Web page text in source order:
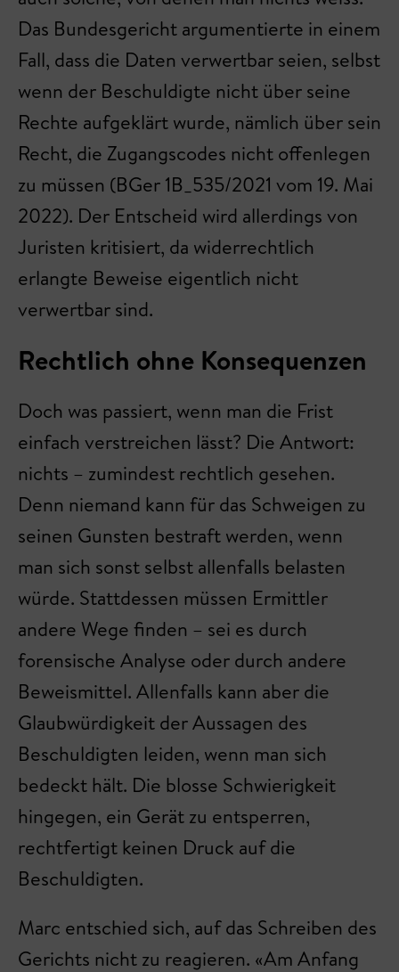
Das Bundesgericht argumentierte in einem
Fall, dass die Daten verwertbar seien, selbst
wenn der Beschuldigte nicht über seine
Rechte aufgeklärt wurde, nämlich über sein
Recht, die Zugangscodes nicht offenlegen
zu müssen (BGer 1B_535/2021 vom 19. Mai
2022). Der Entscheid wird allerdings von
Juristen kritisiert, da widerrechtlich
erlangte Beweise eigentlich nicht
verwertbar sind.
Rechtlich ohne Konsequenzen
Doch was passiert, wenn man die Frist
einfach verstreichen lässt? Die Antwort:
nichts – zumindest rechtlich gesehen.
Denn niemand kann für das Schweigen zu
seinen Gunsten bestraft werden, wenn
man sich sonst selbst allenfalls belasten
würde. Stattdessen müssen Ermittler
andere Wege finden – sei es durch
forensische Analyse oder durch andere
Beweismittel. Allenfalls kann aber die
Glaubwürdigkeit der Aussagen des
Beschuldigten leiden, wenn man sich
bedeckt hält. Die blosse Schwierigkeit
hingegen, ein Gerät zu entsperren,
rechtfertigt keinen Druck auf die
Beschuldigten.
Marc entschied sich, auf das Schreiben des
Gerichts nicht zu reagieren. «Am Anfang